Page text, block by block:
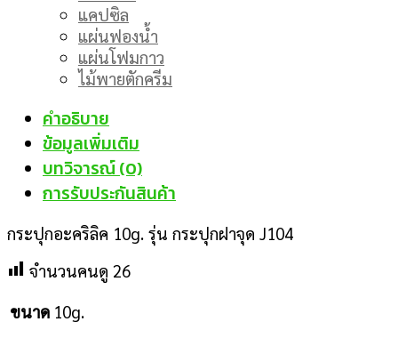
แคปซิล
แผ่นฟองน้ำ
แผ่นโฟมกาว
ไม้พายตักครีม
คำอธิบาย
ข้อมูลเพิ่มเติม
บทวิจารณ์ (0)
การรับประกันสินค้า
กระปุกอะคริลิค 10g. รุ่น กระปุกฝาจุด J104
จำนวนคนดู 26
ขนาด 10g.